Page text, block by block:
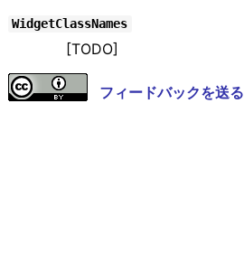
WidgetClassNames
[TODO]
フィードバックを送る